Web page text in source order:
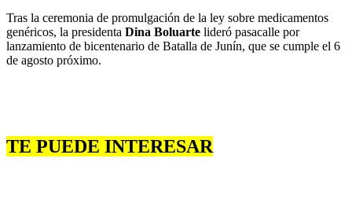
Tras la ceremonia de promulgación de la ley sobre medicamentos
genéricos, la presidenta Dina Boluarte lideró pasacalle por
lanzamiento de bicentenario de Batalla de Junín, que se cumple el 6
de agosto próximo.
TE PUEDE INTERESAR